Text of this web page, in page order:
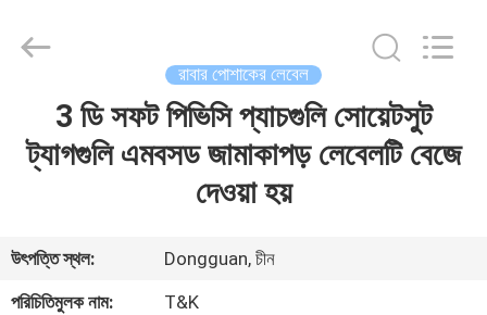
আমাদের
সম্পর্কে
Accessories
Co.,Ltd.
রাবার পোশাকের লেবেল
3 ডি সফট পিভিসি প্যাচগুলি সোয়েটসুট
ট্যাগগুলি এমবসড জামাকাপড় লেবেলটি বেজে
দেওয়া হয়
উৎপত্তি স্থল:
Dongguan, চীন
পরিচিতিমুলক নাম:
T&K